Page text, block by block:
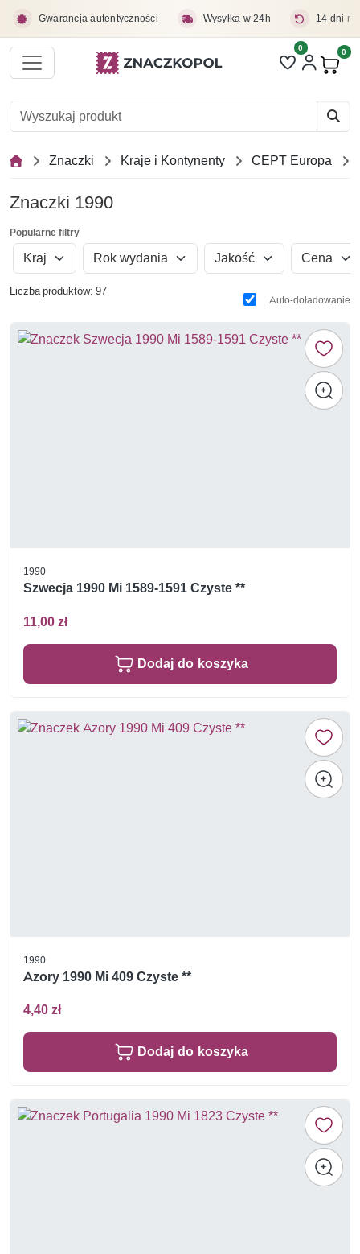
Gwarancja autentyczności Wysyłka w 24h 14 dni
Liczba pozycji
0 0
Znaczki Kraje i Kontynenty CEPT Europa
Znaczki 1990
Popularne filtry
Kraj Rok wydania Jakość Cena
Liczba produktów: 97
Auto-doładowanie
1990
Szwecja 1990 Mi 1589-1591 Czyste **
11,00 zł
Dodaj do koszyka
1990
Azory 1990 Mi 409 Czyste **
4,40 zł
Dodaj do koszyka